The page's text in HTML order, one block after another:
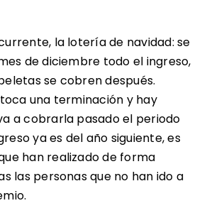
la lotería de navidad: se
de diciembre todo el ingreso,
se cobren después.
una terminación y hay
a cobrarla pasado el periodo
ya es del año siguiente, es
han realizado de forma
las personas que no han ido a